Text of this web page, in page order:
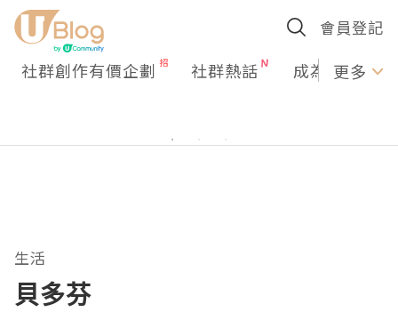
會員登記
社群創作有價企劃 社群熱話 成為U更多
生活
貝多芬